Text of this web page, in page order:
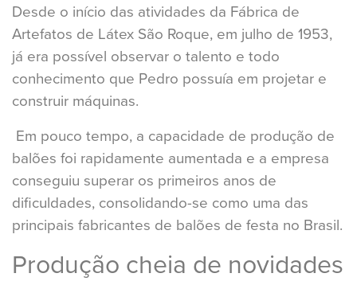
Desde o início das atividades da Fábrica de
Artefatos de Látex São Roque, em julho de 1953,
já era possível observar o talento e todo
conhecimento que Pedro possuía em projetar e
construir máquinas.
Em pouco tempo, a capacidade de produção de
balões foi rapidamente aumentada e a empresa
conseguiu superar os primeiros anos de
dificuldades, consolidando-se como uma das
principais fabricantes de balões de festa no Brasil.
Produção cheia de novidades